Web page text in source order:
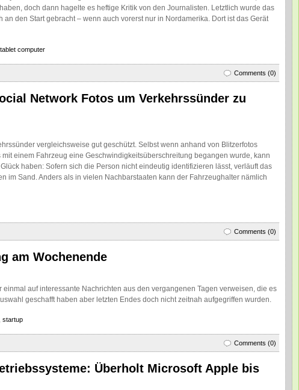
doch dann hagelte es heftige Kritik von den Journalisten. Letztlich wurde das
an den Start gebracht – wenn auch vorerst nur in Nordamerika. Dort ist das Gerät
tablet computer
Comments (0)
Network Fotos um Verkehrssünder zu
vergleichsweise gut geschützt. Selbst wenn anhand von Blitzerfotos
einem Fahrzeug eine Geschwindigkeitsüberschreitung begangen wurde, kann
haben: Sofern sich die Person nicht eindeutig identifizieren lässt, verläuft das
im Sand. Anders als in vielen Nachbarstaaten kann der Fahrzeughalter nämlich
Comments (0)
am Wochenende
einmal auf interessante Nachrichten aus den vergangenen Tagen verweisen, die es
geschafft haben aber letzten Endes doch nicht zeitnah aufgegriffen wurden.
startup
Comments (0)
Überholt Microsoft Apple bis